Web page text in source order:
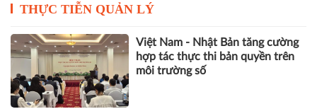
THỰC TIỄN QUẢN LÝ
Việt Nam - Nhật Bản tăng cường
hợp tác thực thi bản quyền trên
môi trường số